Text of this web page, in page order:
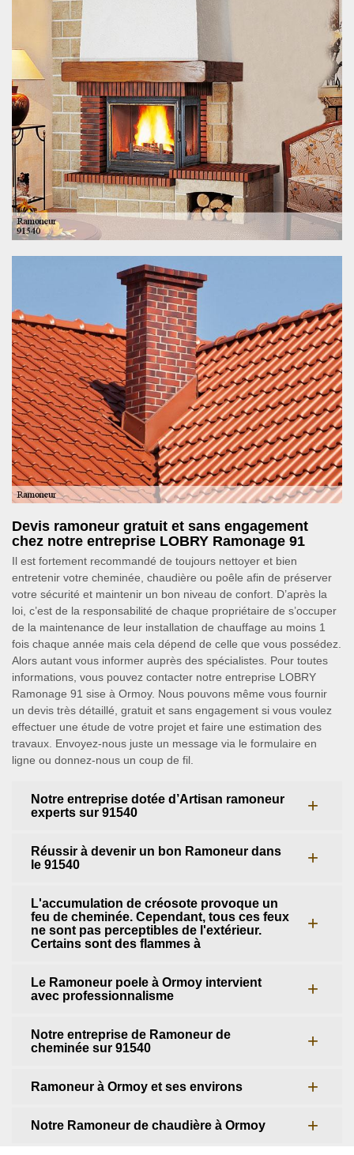
Devis ramoneur gratuit et sans engagement
chez notre entreprise LOBRY Ramonage 91
Il est fortement recommandé de toujours nettoyer et bien
entretenir votre cheminée, chaudière ou poêle afin de préserver
votre sécurité et maintenir un bon niveau de confort. D’après la
loi, c’est de la responsabilité de chaque propriétaire de s’occuper
de la maintenance de leur installation de chauffage au moins 1
fois chaque année mais cela dépend de celle que vous possédez.
Alors autant vous informer auprès des spécialistes. Pour toutes
informations, vous pouvez contacter notre entreprise LOBRY
Ramonage 91 sise à Ormoy. Nous pouvons même vous fournir
un devis très détaillé, gratuit et sans engagement si vous voulez
effectuer une étude de votre projet et faire une estimation des
travaux. Envoyez-nous juste un message via le formulaire en
ligne ou donnez-nous un coup de fil.
Notre entreprise dotée d’Artisan ramoneur
experts sur 91540
Réussir à devenir un bon Ramoneur dans
le 91540
L'accumulation de créosote provoque un
feu de cheminée. Cependant, tous ces feux
ne sont pas perceptibles de l'extérieur.
Certains sont des flammes à
Le Ramoneur poele à Ormoy intervient
avec professionnalisme
Notre entreprise de Ramoneur de
cheminée sur 91540
Ramoneur à Ormoy et ses environs
Notre Ramoneur de chaudière à Ormoy